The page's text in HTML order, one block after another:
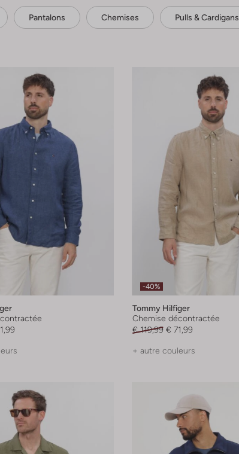
Pantalons Chemises Pulls & Cardigans
-40%
Tommy Hilfiger
Chemise décontractée
€ 119,99 € 71,99
+ autre couleurs